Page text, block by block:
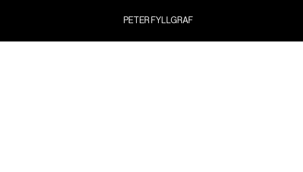
PETER FYLLGRAF